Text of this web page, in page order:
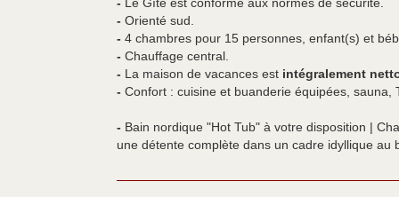
- Orienté sud.
- 4 chambres pour 15 personnes, enfant(s) et
- Chauffage central.
- La maison de vacances est intégralement
- Confort : cuisine et buanderie équipées, sauna,
- Bain nordique "Hot Tub" à votre disposition |
une détente complète dans un cadre idyllique au